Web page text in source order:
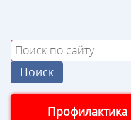
Профилактика